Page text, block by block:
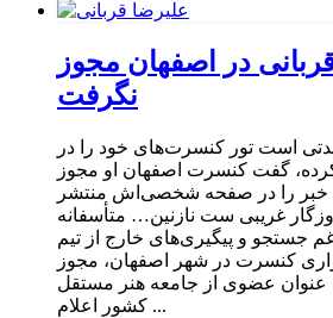
در اصفهان مجوز
نگرفت
است تور کنسرت‌های خود را در
گفت کنسرت اصفهان او مجوز
خبر را در صفحه شخصی‌اش منتشر
غریبی ست نازنین… متأسفانه
جستجو و پیگیری‌های خارج از تیم
کنسرت در شهر اصفهان، مجوز
عضوی از جامعه هنر مستقل
کشور اعلام ...